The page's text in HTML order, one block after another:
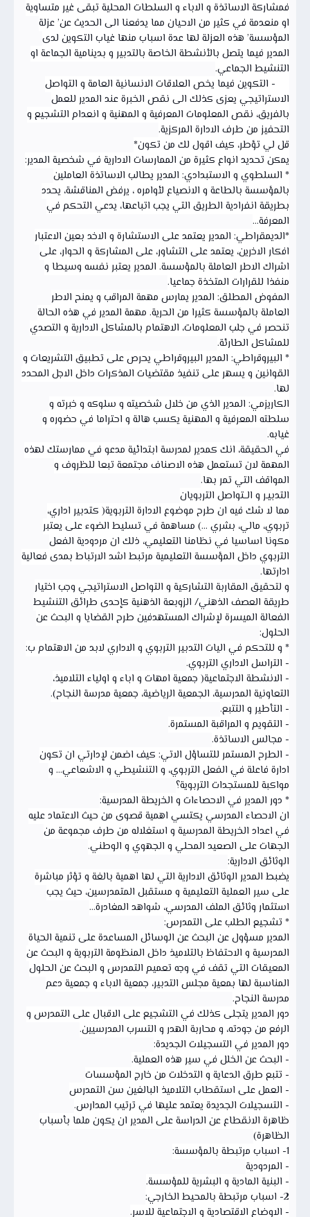
فمشاركة الاساتذة و الاباء و السلطات المحلية تبقى غير متساوية
او منعدمة في كثير من الاحيان مما يدفعنا الى الحديث عن’ عزلة
المؤسسة’ هذه العزلة لها عدة اسباب منها غياب التكوين لدى
المدير فيما يتصل بالأنشطة الخاصة بالتدبير و بدينامية الجماعة او
التنشيط الجماعي.
- التكوين فيما يخص العلاقات الانسانية العامة و التواصل
الاستراتيجي يعزى كذلك الى نقص الخبرة عند المدير للعمل
بالفريق، نقص المعلومات المعرفية و المهنية و انعدام التشجيع و
التحفيز من طرف الادارة المركزية.
قل لي تؤطر، كيف اقول لك من تكون*
يمكن تحديد انواع كثيرة من الممارسات الادارية في شخصية المدير:
* السلطوي و الاستبدادي: المدير يطالب الاساتذة العاملين
بالمؤسسة بالطاعة و الانصياع لأوامره ، يرفض المناقشة، يحدد
بطريقة انفرادية الطريق التي يجب اتباعها، يدعي التحكم في
المعرفة...
*الديمقراطي: المدير يعتمد على الاستشارة و الاخد بعين الاعتبار
افكار الاخرين، يعتمد على التشاور، على المشاركة و الحوار، على
اشراك الاطر العاملة بالمؤسسة. المدير يعتبر نفسه وسيطا و
منفذا للقرارات المتخذة جماعيا.
المفوض المطلق: المدير يمارس مهمة المراقب و يمنح الاطر
العاملة بالمؤسسة كثيرا من الحرية. مهمة المدير في هذه الحالة
تنحصر في جلب المعلومات، الاهتمام بالمشاكل الادارية و التصدي
للمشاكل الطارئة.
* البيروقراطي: المدير البيروقراطي يحرص على تطبيق التشريعات و
القوانين و يسهر على تنفيذ مقتضيات المذكرات داخل الاجل المحدد
لها.
الكاريزمي: المدير الذي من خلال شخصيته و سلوكه و خبرته و
سلطته المعرفية و المهنية يكسب هالة و احتراما في حضوره و
غيابه.
في الحقيقة، انك كمدير لمدرسة ابتدائية مدعو في ممارستك لهذه
المهمة لان تستعمل هذه الاصناف مجتمعة تبعا للظروف و
المواقف التي تمر بها.
التدبيـر و الــتواصل التربويان
مما لا شك فيه ان طرح موضوع الادارة التربوية( كتدبير اداري،
تربوي، مالي، بشري ...) مساهمة في تسليط الضوء على يعتبر
مكونا اساسيا في نظامنا التعليمي، ذلك ان مردودية الفعل
التربوي داخل المؤسسة التعليمية مرتبط اشد الارتباط بمدى فعالية
ادارتها.
و لتحقيق المقاربة التشاركية و التواصل الاستراتيجي وجب اختيار
طريقة العصف الذهني/ الزوبعة الذهنية كإحدى طرائق التنشيط
الفعالة الميسرة لإشراك المستهدفين طرح القضايا و البحث عن
الحلول:
* و للتحكم في اليات التدبير التربوي و الاداري لابد من الاهتمام ب:
- التراسل الاداري التربوي.
- الانشطة الاجتماعية( جمعية امهات و اباء و اولياء التلاميذ،
التعاونية المدرسية، الجمعية الرياضية، جمعية مدرسة النجاح).
- التأطير و التتبع.
- التقويم و المراقبة المستمرة.
- مجالس الاساتذة.
- الطرح المستمر للتساؤل الاتي: كيف اضمن لإدارتي ان تكون
ادارة فاعلة في الفعل التربوي، و التنشيطي و الاشعاعي... و
مواكبة للمستجدات التربوية؟
* دور المدير في الاحصاءات و الخريطة المدرسية:
ان الاحصاء المدرسي يكتسي اهمية قصوى من حيث الاعتماد عليه
في اعداد الخريطة المدرسية و استغلاله من طرف مجموعة من
الجهات على الصعيد المحلي و الجهوي و الوطني.
الوثائق الادارية:
يضبط المدير الوثائق الادارية التي لها اهمية بالغة و تؤثر مباشرة
على سير العملية التعليمية و مستقبل المتمدرسين، حيث يجب
استثمار وثائق الملف المدرسي، شواهد المغادرة...
* تشجيع الطلب على التمدرس:
المدير مسؤول عن البحث عن الوسائل المساعدة على تنمية الحياة
المدرسية و الاحتفاظ بالتلاميذ داخل المنظومة التربوية و البحث عن
المعيقات التي تقف في وجه تعميم التمدرس و البحث عن الحلول
المناسبة لها بمعية مجلس التدبير، جمعية الاباء و جمعية دعم
مدرسة النجاح.
دور المدير يتجلى كذلك في التشجيع على الاقبال على التمدرس و
الرفع من جودته، و محاربة الهدر و التسرب المدرسيين.
دور المدير في التسجيلات الجديدة:
- البحث عن الخلل في سير هذه العملية.
- تتبع طرق الدعاية و التدخلات من خارج المؤسسات
- العمل على استقطاب التلاميذ البالغين سن التمدرس
- التسجيلات الجديدة يعتمد عليها في ترتيب المدارس.
ظاهرة الانقطاع عن الدراسة على المدير ان يكون ملما بأسباب
الظاهرة)
1- اسباب مرتبطة بالمؤسسة:
- المردودية
- البنية المادية و البشرية للمؤسسة.
2- اسباب مرتبطة بالمحيط الخارجي:
- الاوضاع الاقتصادية و الاجتماعية للاسر.